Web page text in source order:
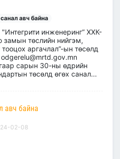
авч байна
инженеринг” ХХК-
замын төслийн нийгэм,
аргачлал”-ын төсөлд
сарын 30-ны өдрийн
төсөлд өгөх санал...
авч байна
02-08